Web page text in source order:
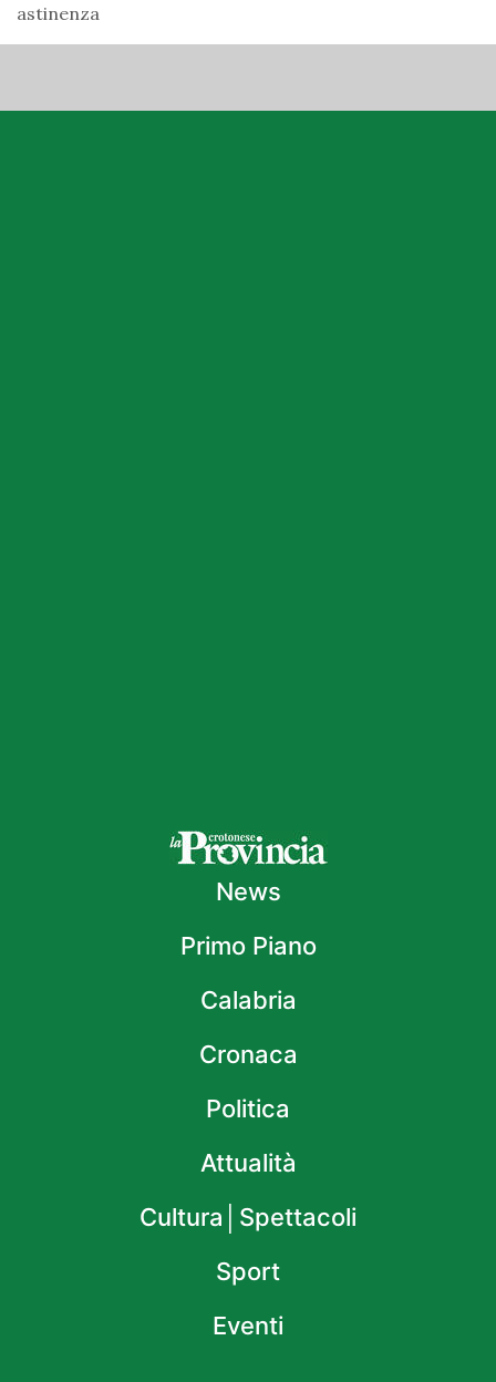
astinenza
News
Primo Piano
Calabria
Cronaca
Politica
Attualità
Cultura│Spettacoli
Sport
Eventi